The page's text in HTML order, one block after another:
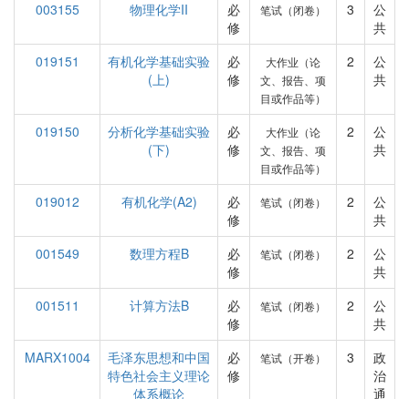
003155 物理化学II
必
修
笔试（闭卷） 3
公
共
019151
有机化学基础实验
(上)
必
修
大作业（论
文、报告、项
目或作品等）
2
公
共
019150
分析化学基础实验
(下)
必
修
大作业（论
文、报告、项
目或作品等）
2
公
共
019012 有机化学(A2)
必
修
笔试（闭卷） 2
公
共
001549
数理方程B
必
修
笔试（闭卷） 2
公
共
001511
计算方法B
必
修
笔试（闭卷） 2
公
共
MARX1004
毛泽东思想和中国
特色社会主义理论
体系概论
必
修
笔试（开卷） 3
政
治
通